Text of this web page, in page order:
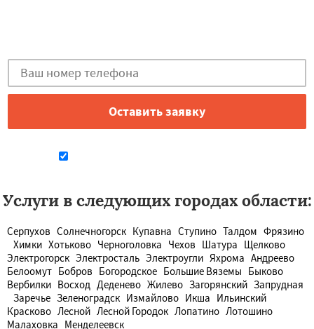
Услуги в следующих городах области:
Серпухов Солнечногорск Купавна Ступино Талдом Фрязино
Химки Хотьково Черноголовка Чехов Шатура Щелково
Электрогорск Электросталь Электроугли Яхрома Андреево
Белоомут Бобров Богородское Большие Вяземы Быково
Вербилки Восход Деденево Жилево Загорянский Запрудная
Заречье Зеленоградск Измайлово Икша Ильинский
Красково Лесной Лесной Городок Лопатино Лотошино
Малаховка Менделеевск